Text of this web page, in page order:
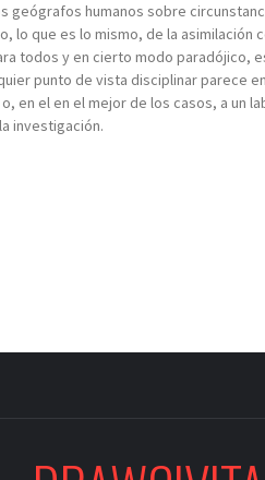
humanos sobre
lo que es lo mismo, de la asimilación
todos y en cierto modo paradójico,
punto de vista disciplinar parece
en el en el mejor de los casos, a un
investigación.